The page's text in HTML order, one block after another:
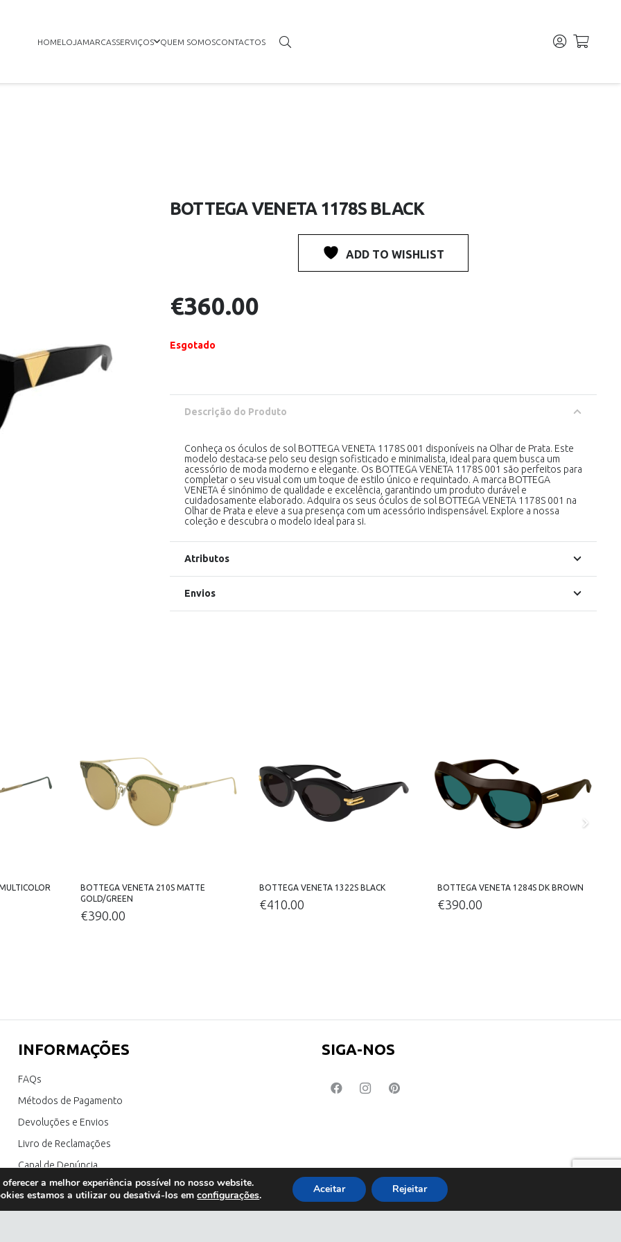
HOMELOJAMARCASSERVIÇOS QUEM SOMOSCONTACTOS
BOTTEGA VENETA 1178S BLACK
ADD TO WISHLIST
€360.00
Esgotado
Descrição do Produto
Conheça os óculos de sol BOTTEGA VENETA 1178S 001 disponíveis na Olhar de Prata. Este
modelo destaca-se pelo seu design sofisticado e minimalista, ideal para quem busca um
acessório de moda moderno e elegante. Os BOTTEGA VENETA 1178S 001 são perfeitos para
completar o seu visual com um toque de estilo único e requintado. A marca BOTTEGA
VENETA é sinónimo de qualidade e excelência, garantindo um produto durável e
cuidadosamente elaborado. Adquira os seus óculos de sol BOTTEGA VENETA 1178S 001 na
Olhar de Prata e eleve a sua presença com um acessório indispensável. Explore a nossa
coleção e descubra o modelo ideal para si.
Atributos
Envios
BOTTEGA VENETA 210S MATTE
GOLD/GREEN
€390.00
BOTTEGA VENETA 1322S BLACK
€410.00
BOTTEGA VENETA 1284S DK BROWN
€390.00
INFORMAÇÕES
FAQs
Métodos de Pagamento
Devoluções e Envios
Livro de Reclamações
Canal de Denúncia
SIGA-NOS
a melhor experiência possível no nosso website.
estamos a utilizar ou desativá-los emconfigurações. Aceitar Rejeitar